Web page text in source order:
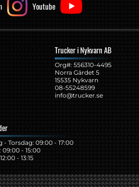
Youtube
Trucker i Nykvarn AB
Org#: ‍556310-4495
Norra Gärdet 5
15535 Nykvarn
08-55248599
info@trucker.se
- Torsdag: 09:00 - 17:00
09:00 - 15:00
- 13:15